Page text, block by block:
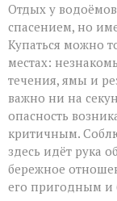
Отдых у
спасением, но
Купаться можно
местах:
течения, ямы и
важно ни на
опасность
критичным.
здесь идёт рука
бережное
его пригодным и